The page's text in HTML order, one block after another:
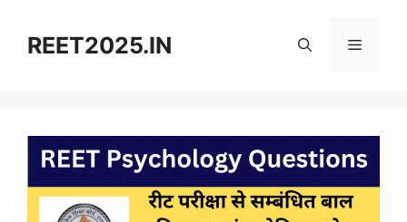
contentREET2025.IN Menu